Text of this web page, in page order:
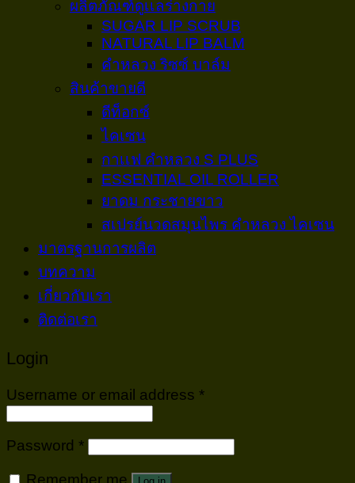
ผลิตภัณฑ์ดูเเลร่างกาย
SUGAR LIP SCRUB
NATURAL LIP BALM
คำหลวง ริซซ์ บาล์ม
สินค้าขายดี
ดีท็อกซ์
ไคเซน
กาเเฟ คำหลวง S PLUS
ESSENTIAL OIL ROLLER
ยาดม กระชายขาว
สเปรย์นวดสมุนไพร คำหลวง ไคเซน
มาตรฐานการผลิต
บทความ
เกี่ยวกับเรา
ติดต่อเรา
Login
Username or email address *
Password *
Remember me Log in